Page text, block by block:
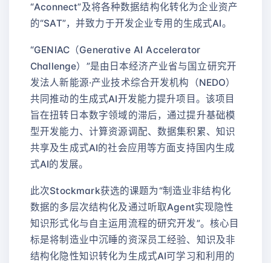
“Aconnect”及将各种数据结构化转化为企业资产
的“SAT”，并致力于开发企业专用的生成式AI。
“GENIAC（Generative AI Accelerator
Challenge）”是由日本经济产业省与国立研究开
发法人新能源·产业技术综合开发机构（NEDO）
共同推动的生成式AI开发能力提升项目。该项目
旨在扭转日本数字领域的滞后，通过提升基础模
型开发能力、计算资源调配、数据集积累、知识
共享及生成式AI的社会应用等方面支持国内生成
式AI的发展。
此次Stockmark获选的课题为“制造业非结构化
数据的多层次结构化及通过听取Agent实现隐性
知识形式化与自主运用流程的研究开发”。核心目
标是将制造业中沉睡的资深员工经验、知识及非
结构化隐性知识转化为生成式AI可学习和利用的